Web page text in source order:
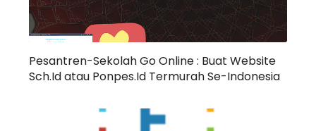
Pesantren-Sekolah Go Online : Buat Website
Sch.Id atau Ponpes.Id Termurah Se-Indonesia